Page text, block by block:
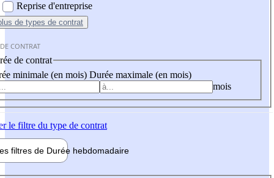
Reprise d'entreprise
de types de contrat
CONTRAT
de contrat
minimale (en mois) Durée maximale (en mois)
mois
le filtre du type de contrat
filtres de Durée hebdomadaire